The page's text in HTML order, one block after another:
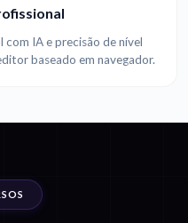
IA e precisão de nível
baseado em navegador.